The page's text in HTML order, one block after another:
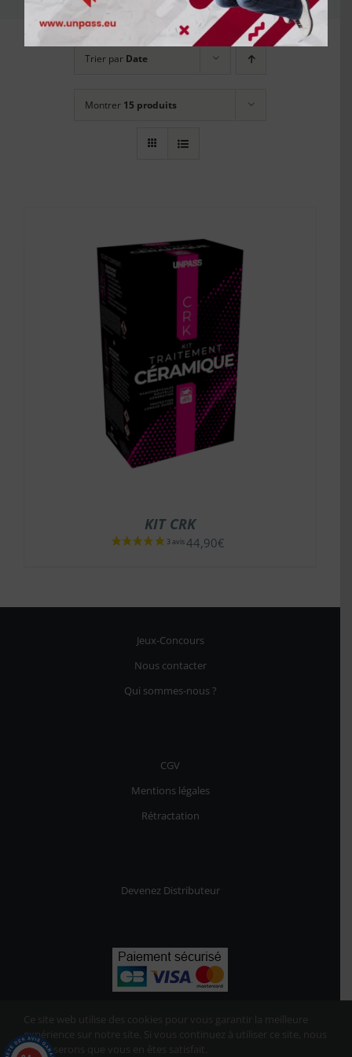
Trier par Date
Montrer 15 produits
KIT CRK
44,90€
Jeux-Concours
Nous contacter
Qui sommes-nous ?
CGV
Mentions légales
Rétractation
Devenez Distributeur
Ce site web utilise des cookies pour vous garantir la meilleure
expérience sur notre site. Si vous continuez à utiliser ce site, nous
supposerons que vous en êtes satisfait.